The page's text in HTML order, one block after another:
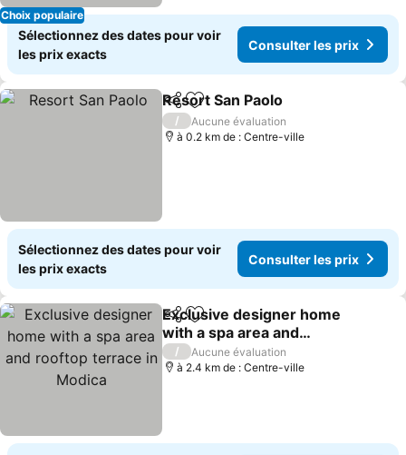
Choix populaire
Sélectionnez des dates pour voir
les prix exacts
Consulter les prix
PartagerAjouter à mes favoris
Resort San Paolo
/
Aucune évaluation
à 0.2 km de : Centre-ville
Sélectionnez des dates pour voir
les prix exacts
Consulter les prix
PartagerAjouter à mes favoris
Exclusive designer home
with a spa area and
rooftop terrace in Modica
Consulter les prix
/
Aucune évaluation
à 2.4 km de : Centre-ville